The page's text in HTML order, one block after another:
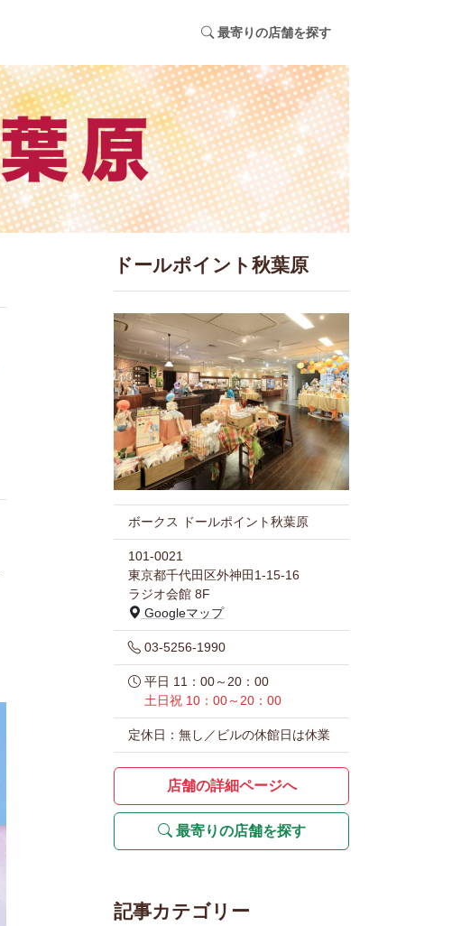
最寄りの店舗を探す
ドールポイント秋葉原
ボークス ドールポイント秋葉原
101-0021
東京都千代田区外神田1-15-16
ラジオ会館 8F
Googleマップ
03-5256-1990
平日 11：00～20：00
土日祝 10：00～20：00
定休日：無し／ビルの休館日は休業
店舗の詳細ページへ
最寄りの店舗を探す
記事カテゴリー